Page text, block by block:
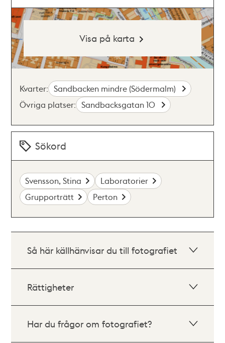
Visa på karta
Kvarter: Sandbacken mindre (Södermalm)
Övriga platser: Sandbacksgatan 10
Sökord
Svensson, Stina
Laboratorier
Grupporträtt
Perton
Så här källhänvisar du till fotografiet
Rättigheter
Har du frågor om fotografiet?